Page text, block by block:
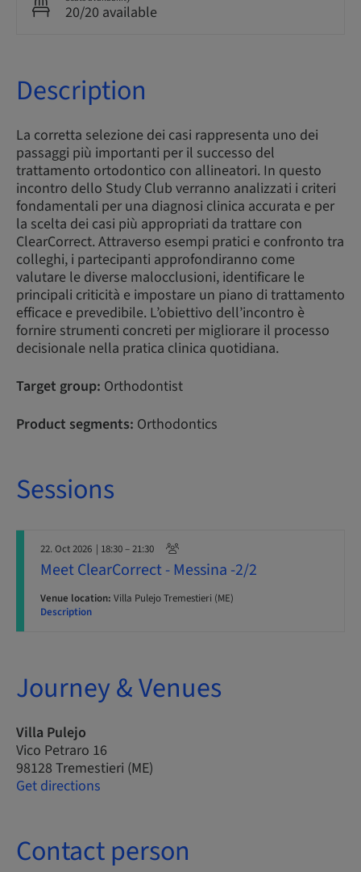
20/20 available
Description
La corretta selezione dei casi rappresenta uno dei
passaggi più importanti per il successo del
trattamento ortodontico con allineatori. In questo
incontro dello Study Club verranno analizzati i criteri
fondamentali per una diagnosi clinica accurata e per
la scelta dei casi più appropriati da trattare con
ClearCorrect. Attraverso esempi pratici e confronto tra
colleghi, i partecipanti approfondiranno come
valutare le diverse malocclusioni, identificare le
principali criticità e impostare un piano di trattamento
efficace e prevedibile. L’obiettivo dell’incontro è
fornire strumenti concreti per migliorare il processo
decisionale nella pratica clinica quotidiana.
Target group: Orthodontist
Product segments: Orthodontics
Sessions
22. Oct 2026 | 18:30 – 21:30
Meet ClearCorrect - Messina -2/2
Venue location: Villa Pulejo Tremestieri (ME)
Description
Journey & Venues
Villa Pulejo
Vico Petraro 16
98128 Tremestieri (ME)
Get directions
Contact person